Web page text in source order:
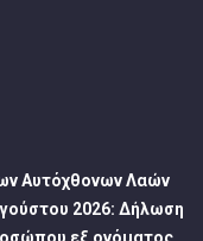
Αυτόχθονων Λαών
2026: Δήλωση
εξ ονόματος